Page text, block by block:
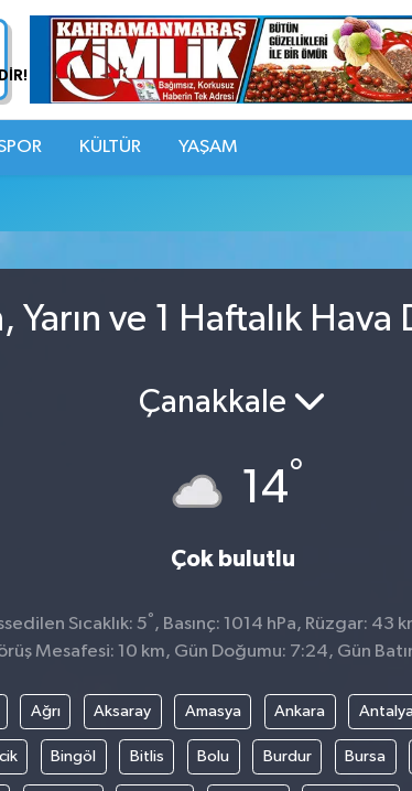
KÜLTÜR YAŞAM
Yarın ve 1 Haftalık
Çanakkale
14°
Çok bulutlu
Sıcaklık: 5° , Basınç: 1014 hPa, Rüzgar: 43
Mesafesi: 10 km, Gün Doğumu: 7:24, Gün
Ağrı Aksaray Amasya Ankara
Bingöl Bitlis Bolu Burdur Bursa